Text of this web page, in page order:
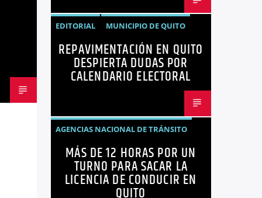
EDITORIAL
MUNICIPIO DE QUITO
NOTICIAS
OPINIÓN
QUITO
REPAVIMENTACIÓN
REPAVIMENTACIÓN EN QUITO
DESPIERTA DUDAS POR
CALENDARIO ELECTORAL
AGENCIAS NACIONAL DE TRÁNSITO
ECUADOR
LICENCIAS NOTICIAS
MÁS DE 12 HORAS POR UN
TURNO PARA SACAR LA
LICENCIA DE CONDUCIR EN
QUITO